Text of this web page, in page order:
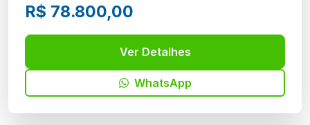
R$ 78.800,00
Ver Detalhes
WhatsApp